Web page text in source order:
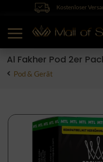
Kostenloser
Al Fakher Pod 2er
Pod & Gerät